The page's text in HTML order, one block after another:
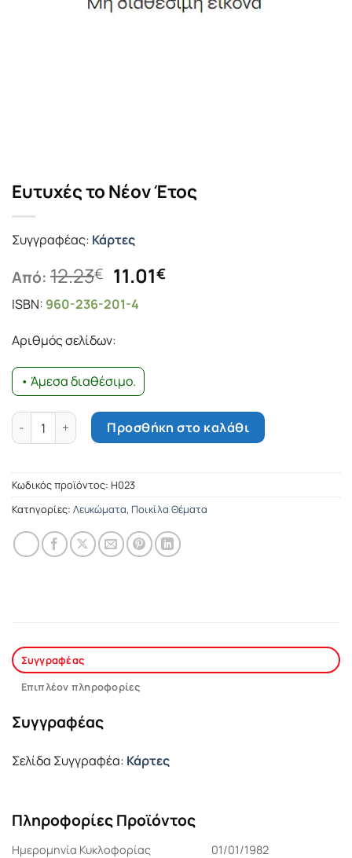
Ευτυχές το Νέον Έτος
Συγγραφέας: Κάρτες
Από: 12.23€ Original
price
was:
11.01€Η
ISBN: 960-236-201-4
Αριθμός σελίδων:
• Άμεσα διαθέσιμο.
Ευτυχές το Νέον Έτος ποσότητα
Προσθήκη στο καλάθι
Κωδικός προϊόντος: Η023
Κατηγορίες: Λευκώματα, Ποικίλα Θέματα
Συγγραφέας
Επιπλέον πληροφορίες
Συγγραφέας
Σελίδα Συγγραφέα: Κάρτες
Πληροφορίες Προϊόντος
Ημερομηνία Κυκλοφορίας
01/01/1982